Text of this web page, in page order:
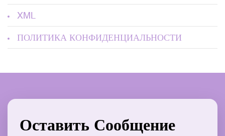
XML
ПОЛИТИКА КОНФИДЕНЦИАЛЬНОСТИ
Оставить Сообщение